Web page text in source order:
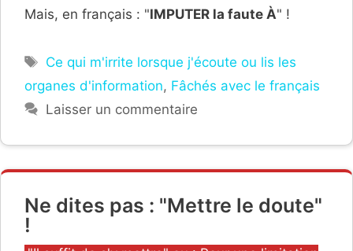
Mais, en français : "IMPUTER la faute À" !
Étiquettes
Ce qui m'irrite lorsque j'écoute ou lis les
organes d'information, Fâchés avec le français
Laisser un commentaire
Ne dites pas : "Mettre le doute"
!